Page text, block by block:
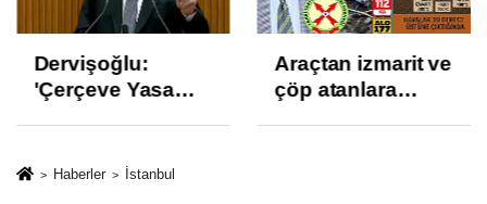
Dervişoğlu:
'Çerçeve Yasa
ve İhanet
Araçtan izmarit ve
çöp atanlara
Haberler İstanbul